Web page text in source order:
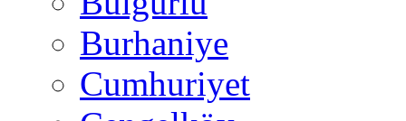
Burhaniye
Cumhuriyet